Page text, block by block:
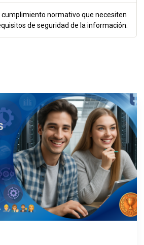
cumplimiento normativo que necesiten
de seguridad de la información.